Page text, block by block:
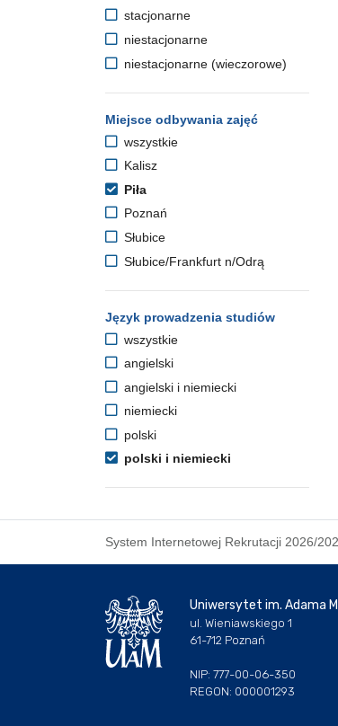
stacjonarne
niestacjonarne
niestacjonarne (wieczorowe)
Miejsce odbywania zajęć
wszystkie
Kalisz
Piła
Poznań
Słubice
Słubice/Frankfurt n/Odrą
Język prowadzenia studiów
wszystkie
angielski
angielski i niemiecki
niemiecki
polski
polski i niemiecki
System Internetowej Rekrutacji 2026/
Uniwersytet im. Adama
ul. Wieniawskiego 1
61-712 Poznań
NIP: 777-00-06-350
REGON: 000001293